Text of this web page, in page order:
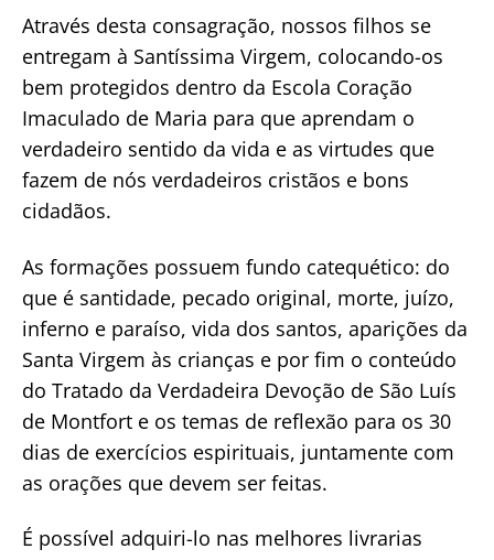
Através desta consagração, nossos filhos se
entregam à Santíssima Virgem, colocando-os
bem protegidos dentro da Escola Coração
Imaculado de Maria para que aprendam o
verdadeiro sentido da vida e as virtudes que
fazem de nós verdadeiros cristãos e bons
cidadãos.
As formações possuem fundo catequético: do
que é santidade, pecado original, morte, juízo,
inferno e paraíso, vida dos santos, aparições da
Santa Virgem às crianças e por fim o conteúdo
do Tratado da Verdadeira Devoção de São Luís
de Montfort e os temas de reflexão para os 30
dias de exercícios espirituais, juntamente com
as orações que devem ser feitas.
É possível adquiri-lo nas melhores livrarias